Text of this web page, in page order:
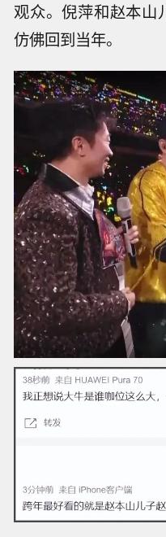
观众。倪萍和赵本山
仿佛回到当年。